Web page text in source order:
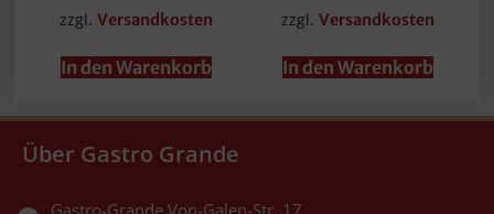
zzgl.Versandkosten
In den Warenkorb
zzgl. Versandkosten
In den Warenkorb
Über Gastro Grande